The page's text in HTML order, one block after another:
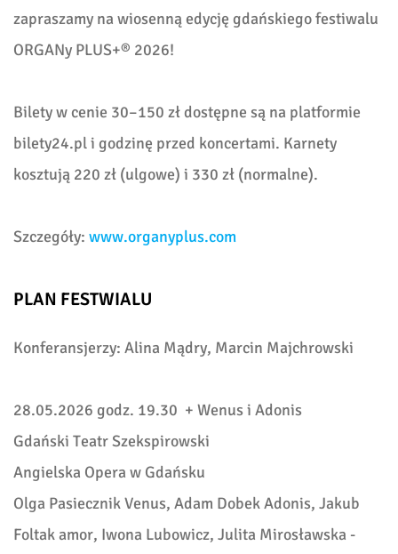
zapraszamy na wiosenną edycję gdańskiego festiwalu
ORGANy PLUS+® 2026!
Bilety w cenie 30–150 zł dostępne są na platformie
bilety24.pl i godzinę przed koncertami. Karnety
kosztują 220 zł (ulgowe) i 330 zł (normalne).
Szczegóły:www.organyplus.com
PLAN FESTWIALU
Konferansjerzy: Alina Mądry, Marcin Majchrowski
28.05.2026 godz. 19.30 + Wenus i Adonis
Gdański Teatr Szekspirowski
Angielska Opera w Gdańsku
Olga Pasiecznik Venus, Adam Dobek Adonis, Jakub
Foltak amor, Iwona Lubowicz, Julita Mirosławska -